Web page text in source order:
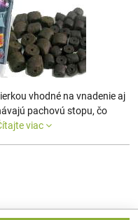
vhodné na vnadenie aj
pachovú stopu, čo
viac